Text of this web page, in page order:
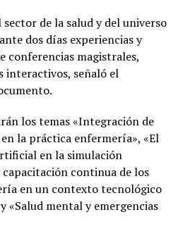
de la salud y del universo
dos días experiencias y
conferencias magistrales,
interactivos, señaló el
los temas «Integración de
la práctica enfermería», «El
en la simulación
continua de los
en un contexto tecnológico
«Salud mental y emergencias